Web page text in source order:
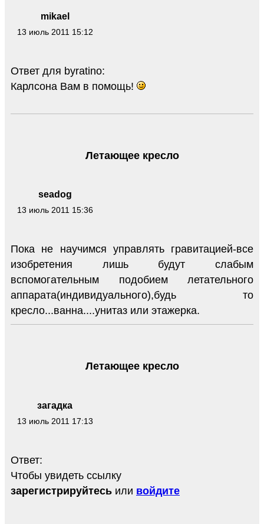
mikael
13 июль 2011 15:12
Ответ для byratino:
Карлсона Вам в помощь!
seadog
13 июль 2011 15:36
Летающее кресло
Пока не научимся управлять гравитацией-все
изобретения лишь будут слабым
вспомогательным подобием летательного
аппарата(индивидуального),будь то
кресло...ванна....унитаз или этажерка.
загадка
13 июль 2011 17:13
Летающее кресло
Ответ:
Чтобы увидеть ссылку
зарегистрируйтесь или войдите